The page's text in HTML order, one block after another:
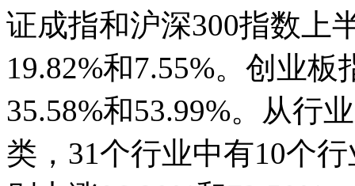
证成指和沪深300指数上
19.82%和7.55%。创业
35.58%和53.99%。从行
类，31个行业中有10个